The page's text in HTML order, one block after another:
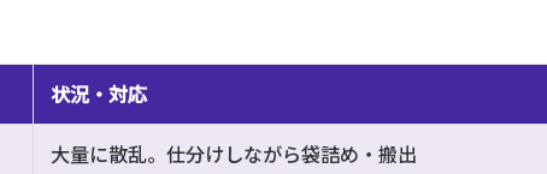
状況・対応
大量に散乱。仕分けしながら袋詰め・搬出